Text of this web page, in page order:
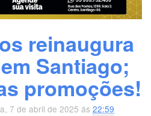
reinaugura
Santiago;
promoções!
7 de abril de 2025 ás 22:59